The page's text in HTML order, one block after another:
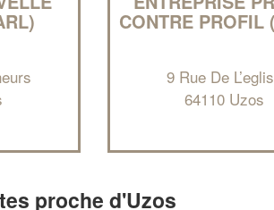
CONTRE PROFIL
9 Rue De
64110 Uzos
proche d'Uzos